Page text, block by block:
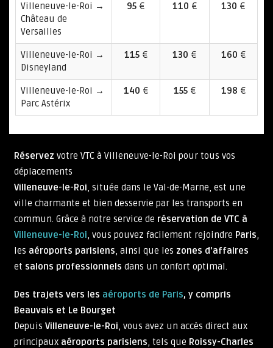
Villeneuve-le-Roi →
Château de
Versailles
95 € 110 € 130 €
Villeneuve-le-Roi →
Disneyland
115€ 130 € 160 €
Villeneuve-le-Roi →
Parc Astérix
140 € 155€ 198 €
Réservez votre VTC à Villeneuve-le-Roi pour tous vos
déplacements
Villeneuve-le-Roi, située dans le Val-de-Marne, est une
ville charmante et bien desservie par les transports en
commun. Grâce à notre service de réservation de VTC à
Villeneuve-le-Roi, vous pouvez facilement rejoindre Paris,
les aéroports parisiens, ainsi que les zones d'affaires
et salons professionnels dans un confort optimal.
Des trajets vers les aéroports de Paris, y compris
Beauvais et Le Bourget
Depuis Villeneuve-le-Roi, vous avez un accès direct aux
principaux aéroports parisiens, tels que Roissy-Charles